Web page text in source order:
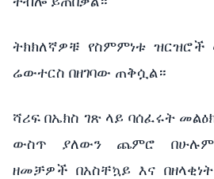
ትክክለኛዎቹ የስምምነቱ ዝርዝሮች
ሬውተርስ በዘገባው ጠቅሷል።
ሻሪፍ በኤክስ ገጽ ላይ ባሰፈሩት
ውስጥ ያለውን ጨምሮ በሁሉም
ዘመቻዎች በአስቸኳይ እና